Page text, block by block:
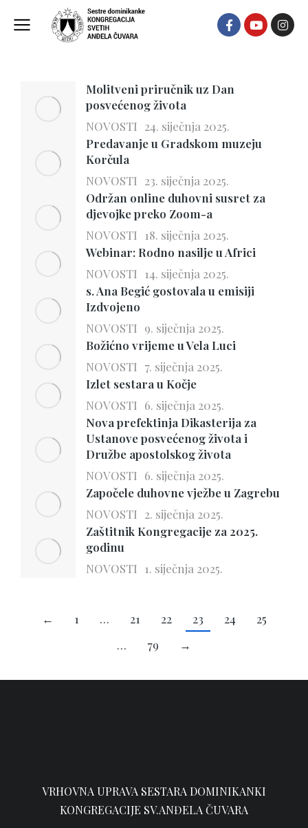
NOVOSTI
Molitveni priručnik uz Dan
posvećenog života
NOVOSTI 24. siječnja 2025.
Predavanje u Gradskom muzeju
Korčula
NOVOSTI 23. siječnja 2025.
Održan online duhovni susret za
djevojke preko Zoom-a
NOVOSTI 18. siječnja 2025.
Webinar: Rodno nasilje u Africi
NOVOSTI 14. siječnja 2025.
s. Ana Begić gostovala u emisiji
Izdvojeno
NOVOSTI 9. siječnja 2025.
Božićno vrijeme u Vela Luci
NOVOSTI 7. siječnja 2025.
Izlet sestara u Kočje
NOVOSTI 6. siječnja 2025.
Nova prefektinja Dikasterija za
Ustanove posvećenog života i
Družbe apostolskog života
NOVOSTI 6. siječnja 2025.
Započele duhovne vježbe u Zagrebu
NOVOSTI 2. siječnja 2025.
Zaštitnik Kongregacije za 2025.
godinu
NOVOSTI 1. siječnja 2025.
← 1 … 21 22 23 24
25
…
79 →
VRHOVNA UPRAVA SESTARA DOMINIKANKI
KONGREGACIJE SV.ANĐELA ČUVARA